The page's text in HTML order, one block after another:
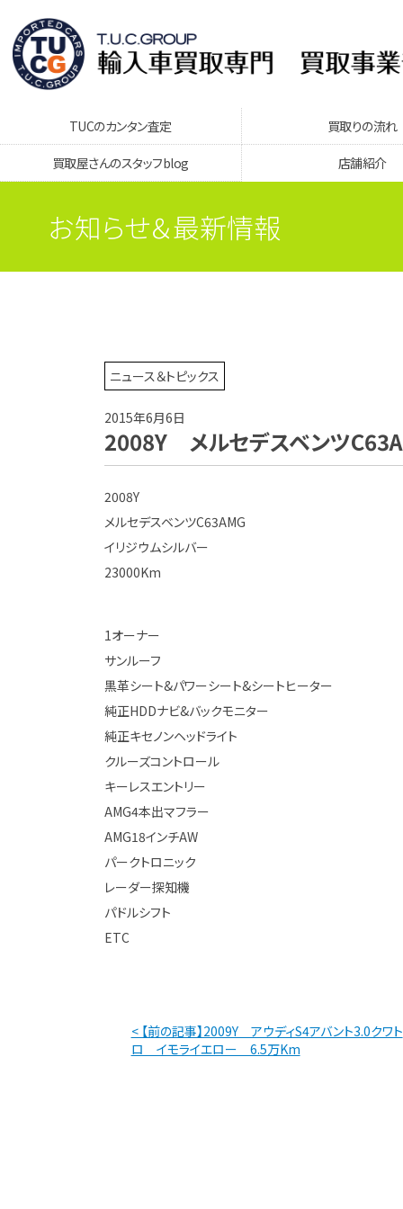
TUCのカンタン査定 買取りの流れ
買取屋さんのスタッフblog 店舗紹介
お知らせ＆最新情報
ニュース＆トピックス
2015年6月6日
2008Y メルセデスベンツ
2008Y
メルセデスベンツC63AMG
イリジウムシルバー
23000Km
1オーナー
サンルーフ
黒革シート&パワーシート&シートヒーター
純正HDDナビ&バックモニター
純正キセノンヘッドライト
クルーズコントロール
キーレスエントリー
AMG4本出マフラー
AMG18インチAW
パークトロニック
レーダー探知機
パドルシフト
ETC
< 【前の記事】2009Y アウディS4アバント3.0クワト
ロ イモライエロー 6.5万Km